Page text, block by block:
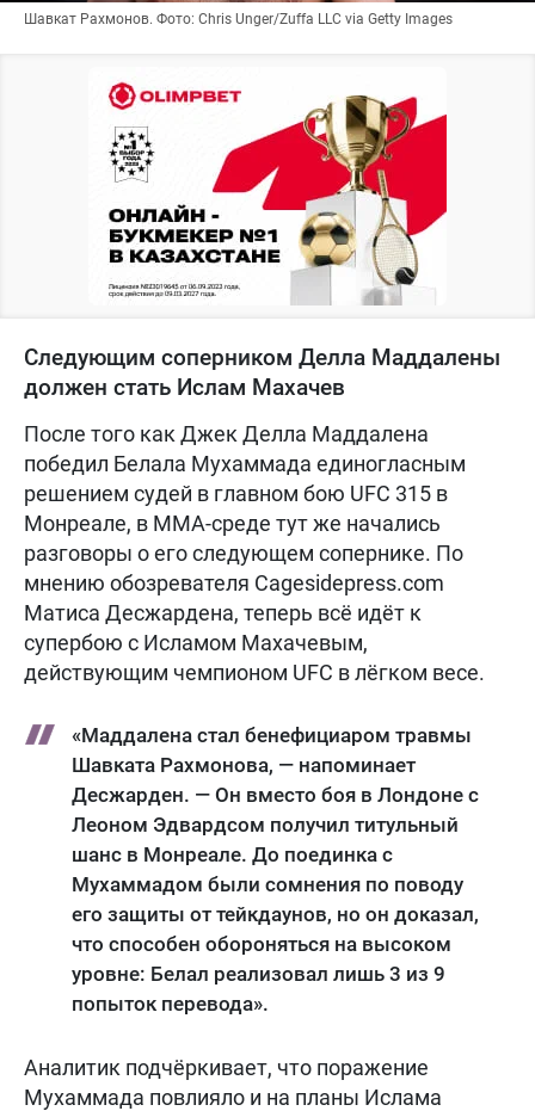
Шавкат Рахмонов. Фото: Chris Unger/Zuffa LLC via Getty Images
Следующим соперником Делла Маддалены
должен стать Ислам Махачев
После того как Джек Делла Маддалена
победил Белала Мухаммада единогласным
решением судей в главном бою UFC 315 в
Монреале, в ММА-среде тут же начались
разговоры о его следующем сопернике. По
мнению обозревателя Cagesidepress.com
Матиса Десжардена, теперь всё идёт к
супербою с Исламом Махачевым,
действующим чемпионом UFC в лёгком весе.
«Маддалена стал бенефициаром травмы
Шавката Рахмонова, — напоминает
Десжарден. — Он вместо боя в Лондоне с
Леоном Эдвардсом получил титульный
шанс в Монреале. До поединка с
Мухаммадом были сомнения по поводу
его защиты от тейкдаунов, но он доказал,
что способен обороняться на высоком
уровне: Белал реализовал лишь 3 из 9
попыток перевода».
Аналитик подчёркивает, что поражение
Мухаммада повлияло и на планы Ислама